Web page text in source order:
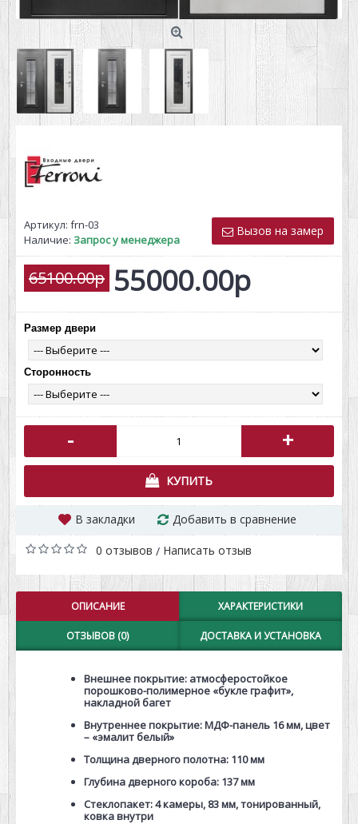
Вызов на замер
Артикул: frn-03
Наличие: Запрос у менеджера
65100.00р 55000.00р
Размер двери
Сторонность
- +
КУПИТЬ
В закладки Добавить в сравнение
0 отзывов / Написать отзыв
ОПИСАНИЕ ХАРАКТЕРИСТИКИ
ОТЗЫВОВ (0) ДОСТАВКА И УСТАНОВКА
Внешнее покрытие: атмосферостойкое
порошково-полимерное «букле графит»,
накладной багет
Внутреннее покрытие: МДФ-панель 16 мм, цвет
– «эмалит белый»
Толщина дверного полотна: 110 мм
Глубина дверного короба: 137 мм
Стеклопакет: 4 камеры, 83 мм, тонированный,
ковка внутри